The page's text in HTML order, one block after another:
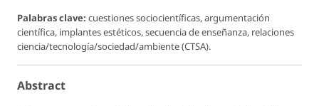
Palabras clave: cuestiones sociocientíficas, argumentación
científica, implantes estéticos, secuencia de enseñanza, relaciones
ciencia/tecnología/sociedad/ambiente (CTSA).
Abstract